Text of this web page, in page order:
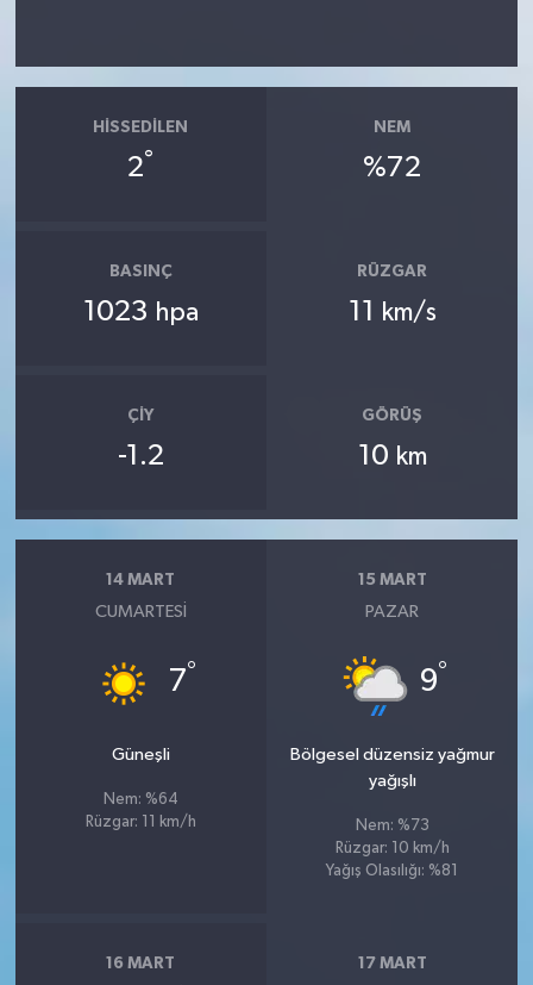
HISSEDILEN
2°
NEM
%72
BASINÇ
1023 hpa
RÜZGAR
11 km/s
ÇIY
-1.2
GÖRÜŞ
10 km
14 MART
CUMARTESI
7°
Güneşli
Nem: %64
Rüzgar: 11 km/h
15 MART
PAZAR
9°
Bölgesel düzensiz yağmur
yağışlı
Nem: %73
Rüzgar: 10 km/h
Yağış Olasılığı: %81
16 MART 17 MART